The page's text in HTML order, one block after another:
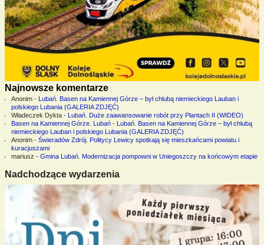
Najnowsze komentarze
Anonim- Lubań. Basen na Kamiennej Górze – był chlubą niemieckiego Lauban i
polskiego Lubania (GALERIA ZDJĘĆ)
Władeczek Dykta- Lubań. Duże zaawansowanie robót przy Plantach II (WIDEO)
Basen na Kamiennej Górze. Lubań- Lubań. Basen na Kamiennej Górze – był chlubą
niemieckiego Lauban i polskiego Lubania (GALERIA ZDJĘĆ)
Anonim- Świeradów Zdrój. Politycy Lewicy spotkają się mieszkańcami powiatu i
kuracjuszami
mariusz - Gmina Lubań. Modernizacja pompowni w Uniegoszczy na końcowym etapie
Nadchodzące wydarzenia